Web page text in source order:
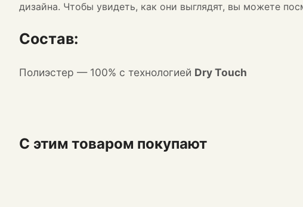
дизайна. Чтобы увидеть, как они выглядят, вы можете
Состав:
Полиэстер — 100% с технологией Dry Touch
С этим товаром покупают